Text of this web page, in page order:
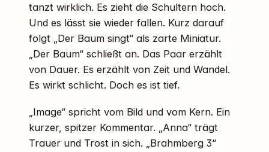
tanzt wirklich. Es zieht die Schultern hoch.
Und es lässt sie wieder fallen. Kurz darauf
folgt „Der Baum singt“ als zarte Miniatur.
„Der Baum“ schließt an. Das Paar erzählt
von Dauer. Es erzählt von Zeit und Wandel.
Es wirkt schlicht. Doch es ist tief.
„Image“ spricht vom Bild und vom Kern. Ein
kurzer, spitzer Kommentar. „Anna“ trägt
Trauer und Trost in sich. „Brahmberg 3“